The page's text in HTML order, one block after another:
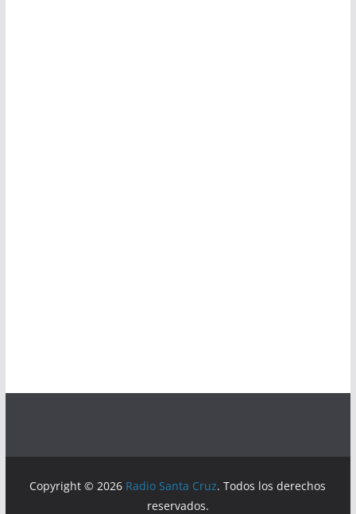
Copyright © 2026 Radio Santa Cruz. Todos los derechos
reservados.